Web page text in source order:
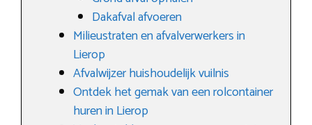
Dakafval afvoeren
Milieustraten en afvalverwerkers in
Lierop
Afvalwijzer huishoudelijk vuilnis
Ontdek het gemak van een rolcontainer
huren in Lierop